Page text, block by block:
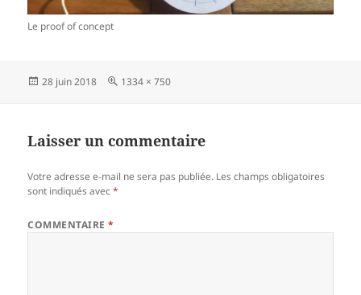
Le proof of concept
Publié
28 juin 2018
Taille
1334 × 750
Laisser un commentaire
Votre adresse e-mail ne sera pas publiée. Les champs obligatoires
sont indiqués avec*
COMMENTAIRE*